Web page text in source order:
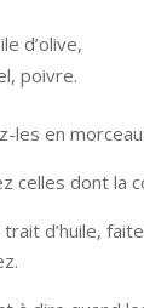
d’olive,
poivre.
les en
celles dont la
d’huile,